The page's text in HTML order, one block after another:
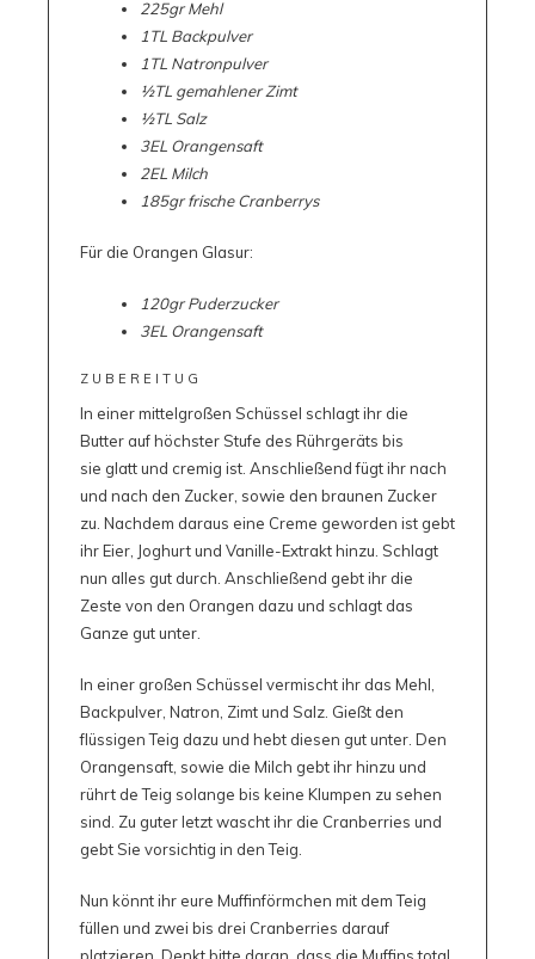
225gr Mehl
1TL Backpulver
1TL Natronpulver
½TL gemahlener Zimt
½TL Salz
3EL Orangensaft
2EL Milch
185gr frische Cranberrys
Für die Orangen Glasur:
120gr Puderzucker
3EL Orangensaft
ZUBEREITUG
In einer mittelgroßen Schüssel schlagt ihr die
Butter auf höchster Stufe des Rührgeräts bis
sie glatt und cremig ist. Anschließend fügt ihr nach
und nach den Zucker, sowie den braunen Zucker
zu. Nachdem daraus eine Creme geworden ist gebt
ihr Eier, Joghurt und Vanille-Extrakt hinzu. Schlagt
nun alles gut durch. Anschließend gebt ihr die
Zeste von den Orangen dazu und schlagt das
Ganze gut unter.
In einer großen Schüssel vermischt ihr das Mehl,
Backpulver, Natron, Zimt und Salz. Gießt den
flüssigen Teig dazu und hebt diesen gut unter. Den
Orangensaft, sowie die Milch gebt ihr hinzu und
rührt de Teig solange bis keine Klumpen zu sehen
sind. Zu guter letzt wascht ihr die Cranberries und
gebt Sie vorsichtig in den Teig.
Nun könnt ihr eure Muffinförmchen mit dem Teig
füllen und zwei bis drei Cranberries darauf